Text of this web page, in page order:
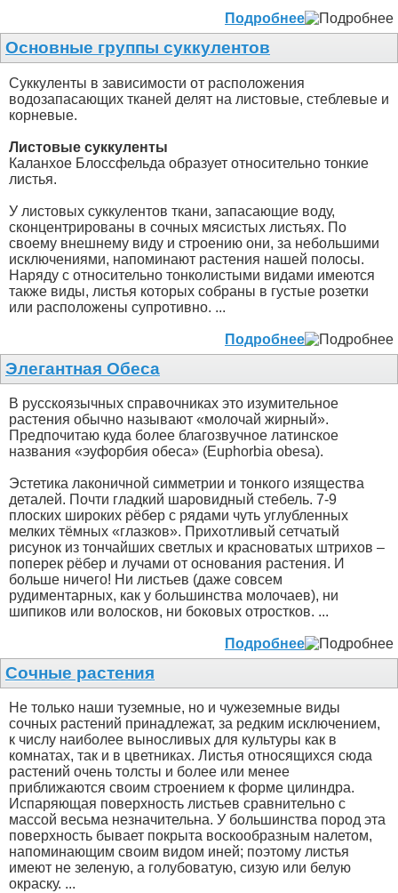
Подробнее
Основные группы суккулентов
Суккуленты в зависимости от расположения
водозапасающих тканей делят на листовые, стеблевые и
корневые.
Листовые суккуленты
Каланхое Блоссфельда образует относительно тонкие
листья.
У листовых суккулентов ткани, запасающие воду,
сконцентрированы в сочных мясистых листьях. По
своему внешнему виду и строению они, за небольшими
исключениями, напоминают растения нашей полосы.
Наряду с относительно тонколистыми видами имеются
также виды, листья которых собраны в густые розетки
или расположены супротивно. ...
Подробнее
Элегантная Обеса
В русскоязычных справочниках это изумительное
растения обычно называют «молочай жирный».
Предпочитаю куда более благозвучное латинское
названия «эуфорбия обеса» (Euphorbia obesa).
Эстетика лаконичной симметрии и тонкого изящества
деталей. Почти гладкий шаровидный стебель. 7-9
плоских широких рёбер с рядами чуть углубленных
мелких тёмных «глазков». Прихотливый сетчатый
рисунок из тончайших светлых и красноватых штрихов –
поперек рёбер и лучами от основания растения. И
больше ничего! Ни листьев (даже совсем
рудиментарных, как у большинства молочаев), ни
шипиков или волосков, ни боковых отростков. ...
Подробнее
Сочные растения
Не только наши туземные, но и чужеземные виды
сочных растений принадлежат, за редким исключением,
к числу наиболее выносливых для культуры как в
комнатах, так и в цветниках. Листья относящихся сюда
растений очень толсты и более или менее
приближаются своим строением к форме цилиндра.
Испаряющая поверхность листьев сравнительно с
массой весьма незначительна. У большинства пород эта
поверхность бывает покрыта воскообразным налетом,
напоминающим своим видом иней; поэтому листья
имеют не зеленую, а голубоватую, сизую или белую
окраску. ...